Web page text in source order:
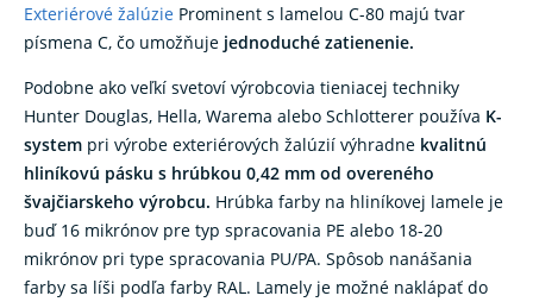
Exteriérové žalúzie Prominent s lamelou C-80 majú tvar
písmena C, čo umožňuje jednoduché zatienenie.
Podobne ako veľkí svetoví výrobcovia tieniacej techniky
Hunter Douglas, Hella, Warema alebo Schlotterer používa K-
system pri výrobe exteriérových žalúzií výhradne kvalitnú
hliníkovú pásku s hrúbkou 0,42 mm od overeného
švajčiarskeho výrobcu. Hrúbka farby na hliníkovej lamele je
buď 16 mikrónov pre typ spracovania PE alebo 18-20
mikrónov pri type spracovania PU/PA. Spôsob nanášania
farby sa líši podľa farby RAL. Lamely je možné naklápať do